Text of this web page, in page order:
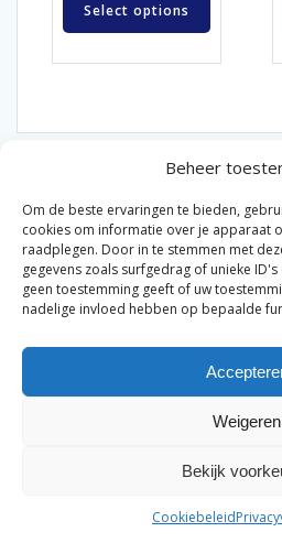
Beheer
Om de beste ervaringen te bieden,
cookies om informatie over je apparaat
raadplegen. Door in te stemmen met
gegevens zoals surfgedrag of unieke
geen toestemming geeft of uw
nadelige invloed hebben op bepaalde
Weigeren
Bekijk
Cookiebeleid
Select options
© 2026 Van der Bel Las en
Privacyverklaring|
Algemene voorwaarden voor
algemene
genoemd. Geen officiële